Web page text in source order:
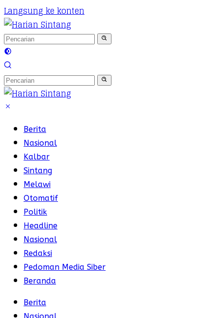
Langsung ke konten
Berita
Nasional
Kalbar
Sintang
Melawi
Otomatif
Politik
Headline
Nasional
Redaksi
Pedoman Media Siber
Beranda
Berita